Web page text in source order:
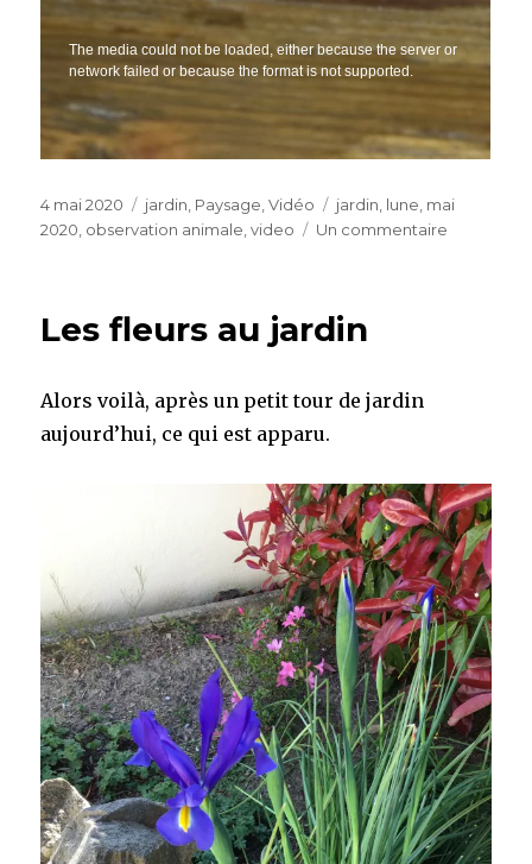
Publié
le
4 mai 2020 Catégories
jardin, Paysage,Vidéo Étiquettes
jardin, lune, mai
2020, observation animale,video Un commentaire
Les fleurs au jardin
Alors voilà, après un petit tour de jardin
aujourd’hui, ce qui est apparu.